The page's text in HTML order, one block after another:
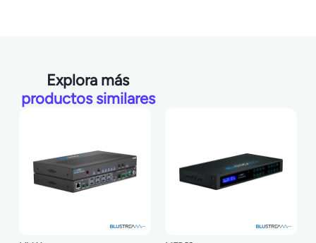
Explora más
productos similares